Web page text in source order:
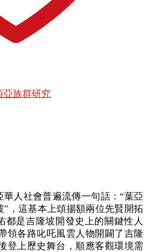
亞族群研究
華人社會普遍流傳一句話：“葉亞
，這基本上頌揚額兩位先賢開拓
都是吉隆坡開發史上的關鍵性人
領各路叱吒風雲人物開闢了吉隆
登上歷史舞台，順應客觀環境需